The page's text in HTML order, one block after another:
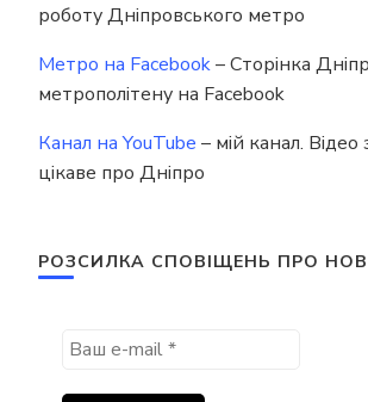
роботу Дніпровського метро
Метро на Facebook– Сторінка
метрополітену на Facebook
Канал на YouTube – мій канал.
цікаве про Дніпро
РОЗСИЛКА СПОВІЩЕНЬ ПРО